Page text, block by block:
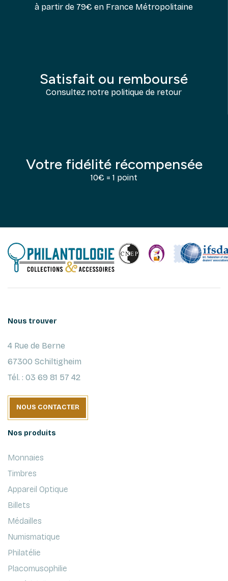
à partir de 79€ en France Métropolitaine
Satisfait ou remboursé
Consultez notre politique de retour
Votre fidélité récompensée
10€ = 1 point
Nous trouver
4 Rue de Berne
67300 Schiltigheim
Tél. : 03 69 81 57 42
NOUS CONTACTER
Nos produits
Monnaies
Timbres
Appareil Optique
Billets
Médailles
Numismatique
Philatélie
Placomusophilie